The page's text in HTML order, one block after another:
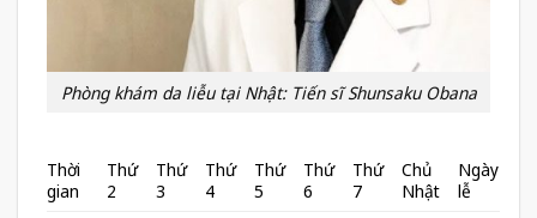
Phòng khám da liễu tại Nhật: Tiến sĩ Shunsaku Obana
Thời
gian
Thứ
2
Thứ
3
Thứ
4
Thứ
5
Thứ
6
Thứ
7
Chủ
Nhật
Ngày
lễ